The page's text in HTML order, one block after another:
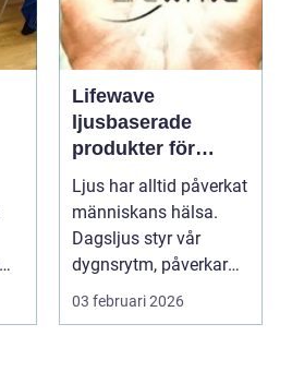
Lifewave
ljusbaserade
produkter för
hälsa och
välbefinnande
Ljus har alltid påverkat
människans hälsa.
Dagsljus styr vår
dygnsrytm, påverkar
humör, sömn och ene...
03 februari 2026